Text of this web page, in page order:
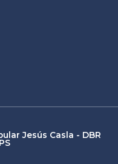
Jesús Casla - DBR